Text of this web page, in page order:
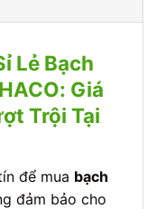
Lẻ Bạch
Giá
Trội Tại
để mua bạch
đảm bảo cho